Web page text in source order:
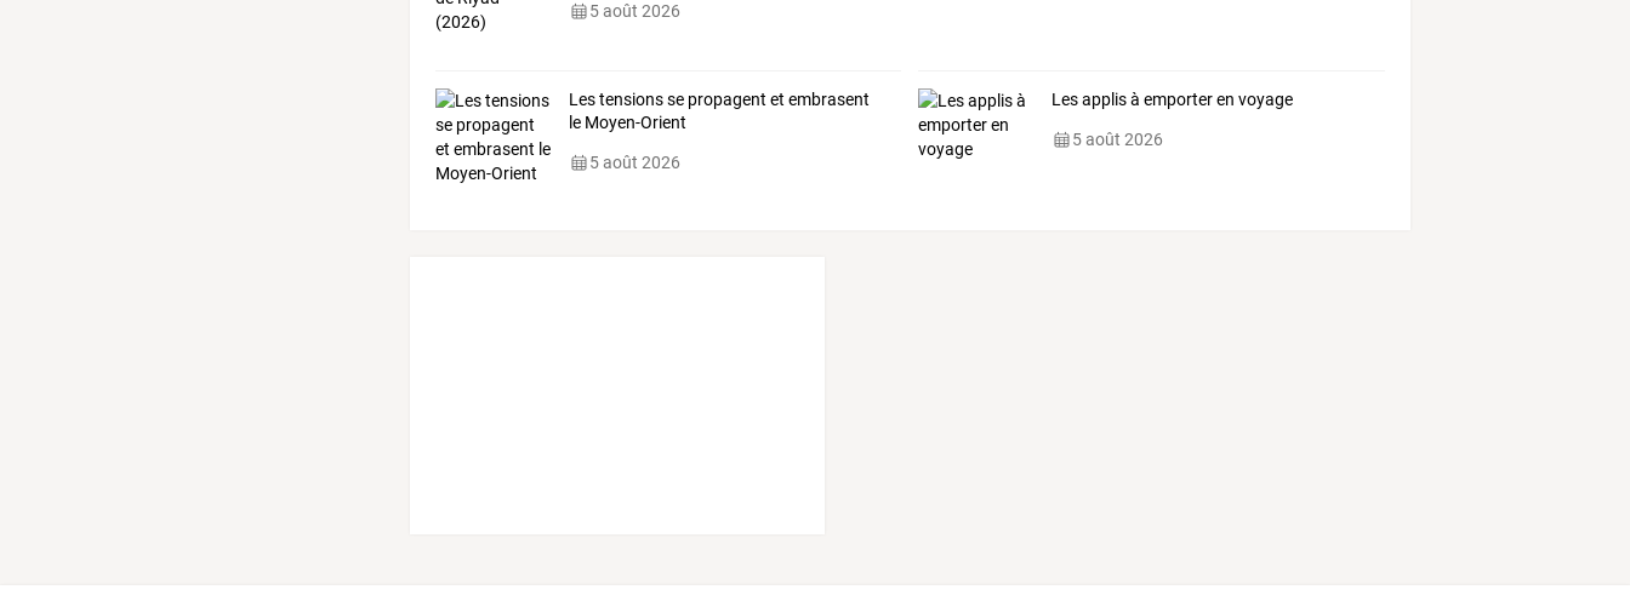
5 août 2026
Les tensions se propagent et embrasent
le Moyen-Orient
5 août 2026
Les applis à emporter en voyage
5 août 2026